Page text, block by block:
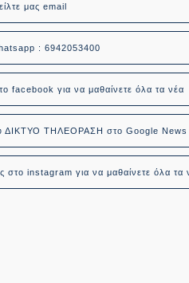
μας email
: 6942053400
facebook για να μαθαίνετε όλα τα νέα
ΔΙΚΤΥΟ ΤΗΛΕΟΡΑΣΗ στο Google News
στο instagram για να μαθαίνετε όλα τα